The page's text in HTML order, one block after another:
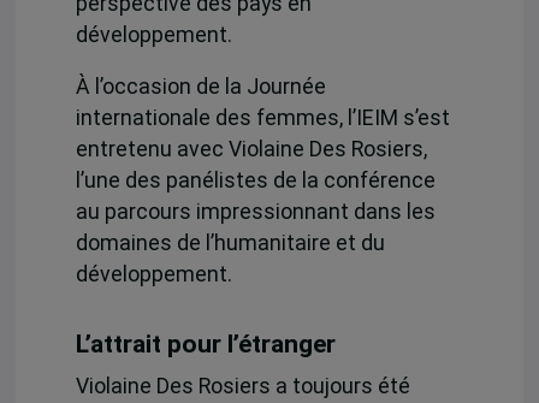
développement.
À l’occasion de la Journée
internationale des femmes, l’IEIM s’est
entretenu avec Violaine Des Rosiers,
l’une des panélistes de la conférence
au parcours impressionnant dans les
domaines de l’humanitaire et du
développement.
L’attrait pour l’étranger
Violaine Des Rosiers a toujours été